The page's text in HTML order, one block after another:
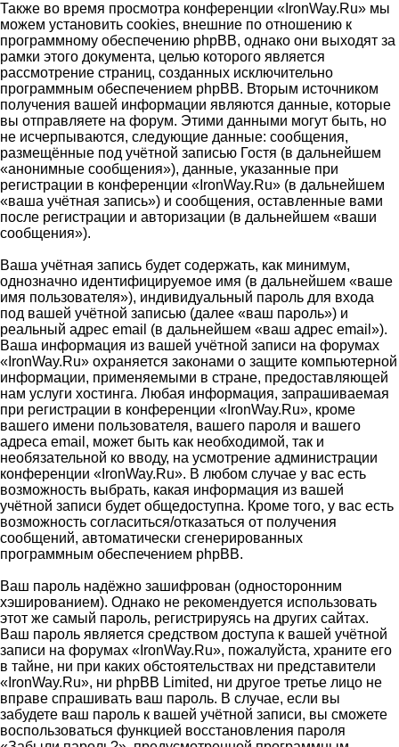
Также во время просмотра конференции «IronWay.Ru» мы
можем установить cookies, внешние по отношению к
программному обеспечению phpBB, однако они выходят за
рамки этого документа, целью которого является
рассмотрение страниц, созданных исключительно
программным обеспечением phpBB. Вторым источником
получения вашей информации являются данные, которые
вы отправляете на форум. Этими данными могут быть, но
не исчерпываются, следующие данные: сообщения,
размещённые под учётной записью Гостя (в дальнейшем
«анонимные сообщения»), данные, указанные при
регистрации в конференции «IronWay.Ru» (в дальнейшем
«ваша учётная запись») и сообщения, оставленные вами
после регистрации и авторизации (в дальнейшем «ваши
сообщения»).
Ваша учётная запись будет содержать, как минимум,
однозначно идентифицируемое имя (в дальнейшем «ваше
имя пользователя»), индивидуальный пароль для входа
под вашей учётной записью (далее «ваш пароль») и
реальный адрес email (в дальнейшем «ваш адрес email»).
Ваша информация из вашей учётной записи на форумах
«IronWay.Ru» охраняется законами о защите компьютерной
информации, применяемыми в стране, предоставляющей
нам услуги хостинга. Любая информация, запрашиваемая
при регистрации в конференции «IronWay.Ru», кроме
вашего имени пользователя, вашего пароля и вашего
адреса email, может быть как необходимой, так и
необязательной ко вводу, на усмотрение администрации
конференции «IronWay.Ru». В любом случае у вас есть
возможность выбрать, какая информация из вашей
учётной записи будет общедоступна. Кроме того, у вас есть
возможность согласиться/отказаться от получения
сообщений, автоматически сгенерированных
программным обеспечением phpBB.
Ваш пароль надёжно зашифрован (односторонним
хэшированием). Однако не рекомендуется использовать
этот же самый пароль, регистрируясь на других сайтах.
Ваш пароль является средством доступа к вашей учётной
записи на форумах «IronWay.Ru», пожалуйста, храните его
в тайне, ни при каких обстоятельствах ни представители
«IronWay.Ru», ни phpBB Limited, ни другое третье лицо не
вправе спрашивать ваш пароль. В случае, если вы
забудете ваш пароль к вашей учётной записи, вы сможете
воспользоваться функцией восстановления пароля